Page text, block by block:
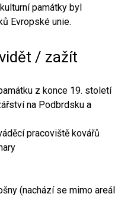
památky byl
Evropské unie.
/ zažít
z konce 19. století
na Podbrdsku a
pracoviště kovářů
(nachází se mimo areál